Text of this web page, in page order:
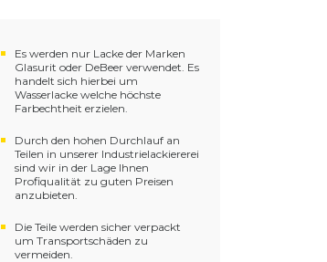
Es werden nur Lacke der Marken
Glasurit oder DeBeer verwendet. Es
handelt sich hierbei um
Wasserlacke welche höchste
Farbechtheit erzielen.
Durch den hohen Durchlauf an
Teilen in unserer Industrielackiererei
sind wir in der Lage Ihnen
Profiqualität zu guten Preisen
anzubieten.
Die Teile werden sicher verpackt
um Transportschäden zu
vermeiden.